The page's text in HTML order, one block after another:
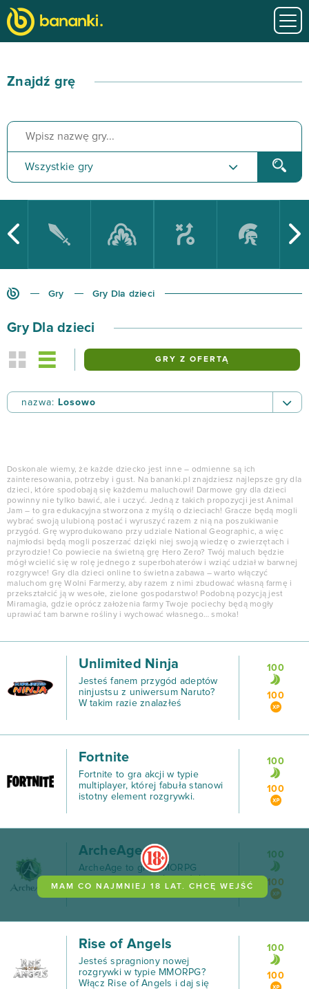
Znajdź grę
Wszystkie gry
Ostatnio grane
Gry Gry Dla dzieci
Gry Dla dzieci
GRY Z OFERTĄ
nazwa: Losowo
ocena: od najwyższej
ocena:od najniższej
data dodania: od nowych
data dodania: od starych
Doskonale wiemy, że każde dziecko jest inne – odmienne są ich
zainteresowania, potrzeby i gust. Na bananki.pl znajdziesz najlepsze gry dla
dzieci, które spodobają się każdemu maluchowi! Darmowe gry dla dzieci
powinny nie tylko bawić, ale i uczyć. Jedną z takich propozycji jest Animal
Jam – to gra edukacyjna stworzona z myślą o dzieciach! Gracze będą mogli
wybrać swoją ulubioną postać i wyruszyć razem z nią na poszukiwanie
przygód. Grę wyprodukowano przy udziale National Geographic, a więc
najmłodsi będą mogli poszerzać dzięki niej swoją wiedzę o zwierzętach i
przyrodzie! Co powiecie na świetną grę Hero Zero? Twój maluch będzie
mógł wcielić się w rolę jednego z superbohaterów i wziąć udział w barwnej
rozgrywce! Gry dla dzieci online to świetna zabawa – warto włączyć
maluchom grę Wolni Farmerzy, aby razem z nimi zbudować własną farmę i
przekształcić ją w wesołe, zielone gospodarstwo! Podobną pozycją jest
Miramagia, gdzie oprócz założenia farmy Twoje pociechy będą mogły
uprawiać tam barwne rośliny i wychować własnego… smoka!
Unlimited Ninja
Jesteś fanem przygód adeptów
ninjustsu z uniwersum Naruto?
W takim razie znalazłeś
100
100
Fortnite
Fortnite to gra akcji w typie
multiplayer, której fabuła stanowi
istotny element rozgrywki.
100
100
MAM CO NAJMNIEJ 18 LAT. CHCĘ WEJŚĆ
ArcheAge
ArcheAge to gra MMORPG
programistę Jake'a Song i jego
100
100
Rise of Angels
Jesteś spragniony nowej
rozgrywki w typie MMORPG?
Włącz Rise of Angels i daj się
100
100